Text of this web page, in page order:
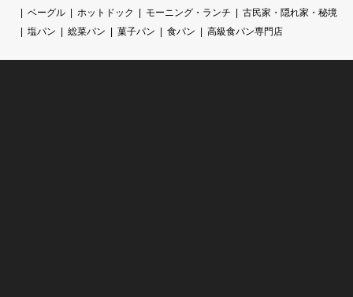
ベーグル
ホットドック モーニング・ランチ
古民家・隠れ家・秘境
塩パン
総菜パン 菓子パン 食パン 高級食パン専門店